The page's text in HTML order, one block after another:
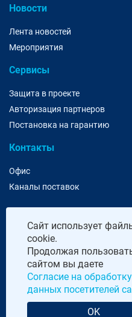
Новости
Лента новостей
Мероприятия
Сервисы
Защита в проекте
Авторизация партнеров
Постановка на гарантию
Контакты
Офис
Каналы поставок
@ 2006-2026 Eurolan | 115193,
495 252 07 99 | E-Mail:
Политика обработки данных|
посетителей сайта
Разработка и сопровождение сайта
Сайт использует
cookie.
Продолжая
сайтом вы даете
Согласие на обработку
данных посетителей
OK